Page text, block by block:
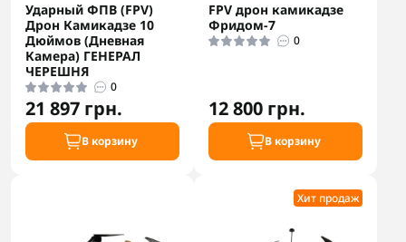
Ударный ФПВ (FPV)
Дрон Камикадзе 10
Дюймов (Дневная
Камера) ГЕНЕРАЛ
ЧЕРЕШНЯ
0
21 897 грн.
В корзину
FPV дрон камикадзе
Фридом-7
0
12 800 грн.
В корзину
Хит продаж